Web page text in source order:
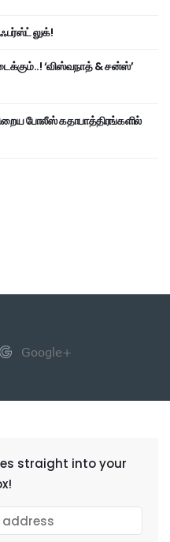
லுக்!
‘விஸ்வநாத் & சன்ஸ்’
போலீஸ் கதாபாத்திரங்களில்
Google+
straight into your